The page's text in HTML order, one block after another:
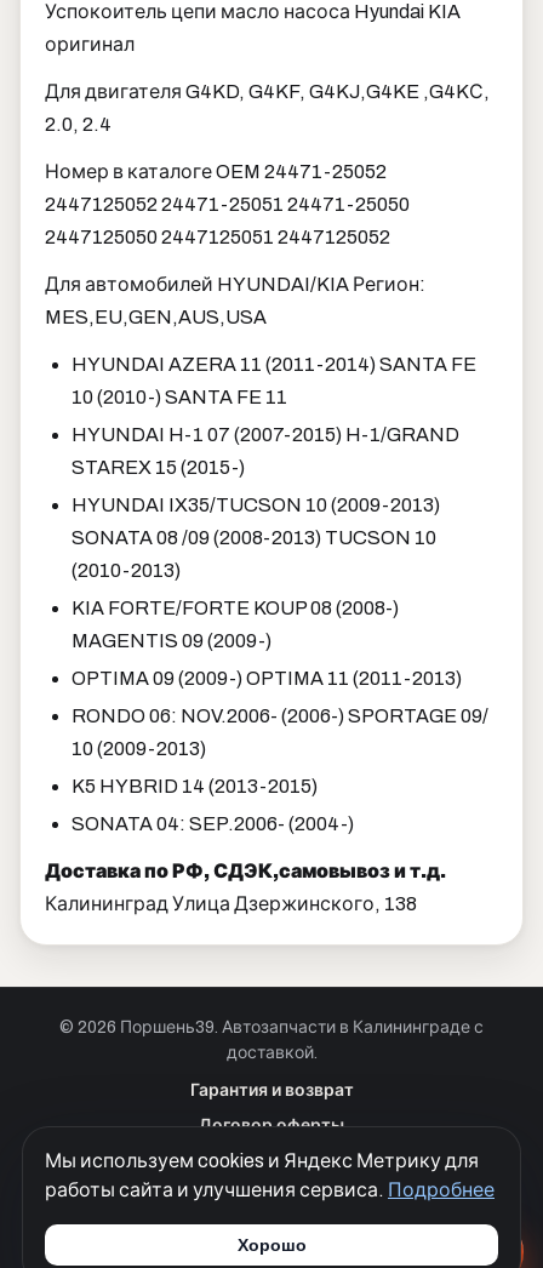
Успокоитель цепи масло насоса Hyundai KIA
оригинал
Для двигателя G4KD, G4KF, G4KJ,G4KE ,G4KС,
2.0, 2.4
Номер в каталоге OEM 24471-25052
2447125052 24471-25051 24471-25050
2447125050 2447125051 2447125052
Для автомобилей HYUNDAI/KIA Регион:
MES,EU,GEN,AUS,USA
HYUNDAI AZERA 11 (2011-2014) SANTA FE
10 (2010-) SANTA FE 11
HYUNDAI H-1 07 (2007-2015) H-1/GRAND
STAREX 15 (2015-)
HYUNDAI IX35/TUCSON 10 (2009-2013)
SONATA 08 /09 (2008-2013) TUCSON 10
(2010-2013)
KIA FORTE/FORTE KOUP 08 (2008-)
MAGENTIS 09 (2009-)
OPTIMA 09 (2009-) OPTIMA 11 (2011-2013)
RONDO 06: NOV.2006- (2006-) SPORTAGE 09/
10 (2009-2013)
K5 HYBRID 14 (2013-2015)
SONATA 04: SEP.2006- (2004-)
Доставка по РФ, СДЭК,самовывоз и т.д.
Калининград Улица Дзержинского, 138
© 2026 Поршень39. Автозапчасти в Калининграде с
доставкой.
Гарантия и возврат
Договор оферты
Куки
Политика конфиденциальности
Мы используем cookies и Яндекс Метрику для
работы сайта и улучшения сервиса. Подробнее
Хорошо
+7 901 390 0 390
Позвонить · Красноярск
+7 901 390 0 390